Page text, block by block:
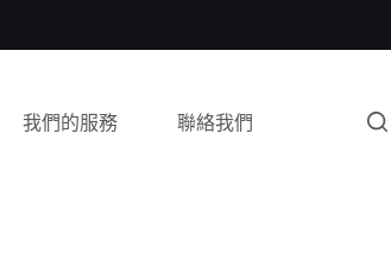
我們的服務 聯絡我們